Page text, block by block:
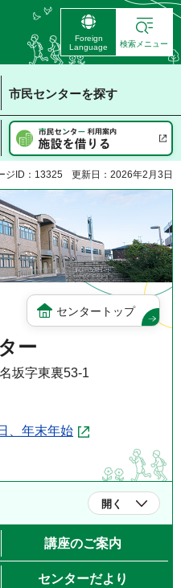
Foreign
Language
検索メニュー
市民センターを探す
ジID：13325 更新日：2026年2月3日
センタートップ
ー
坂字東裏53-1
、年末年始
開く
講座のご案内
センターだより